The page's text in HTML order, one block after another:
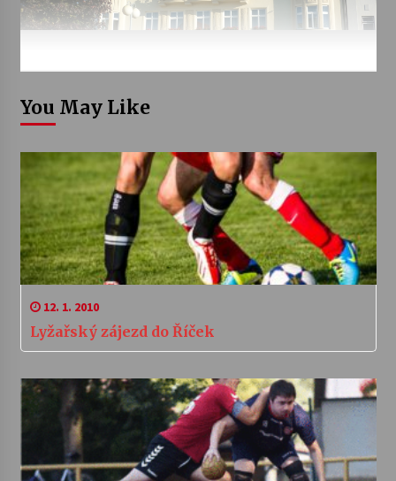
You May Like
12. 1. 2010
Lyžařský zájezd do Říček